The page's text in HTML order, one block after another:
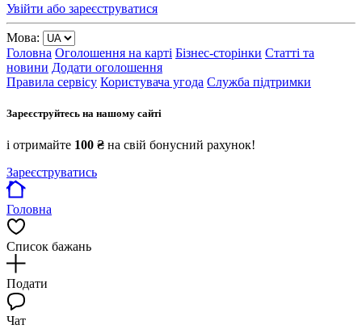
Увійти або зареєструватися
Мова:
Головна Оголошення на карті Бізнес-сторінки Статті та
новини Додати оголошення
Правила сервісу Користувача угода Служба підтримки
Зареєструйтесь на нашому сайті
і отримайте 100 ₴ на свій бонусний рахунок!
Зареєструватись
Головна
Список бажань
Подати
Чат